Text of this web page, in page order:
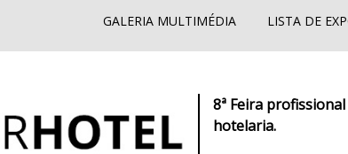
GALERIA MULTIMÉDIA LISTA DE
8ª Feira
hotelaria.